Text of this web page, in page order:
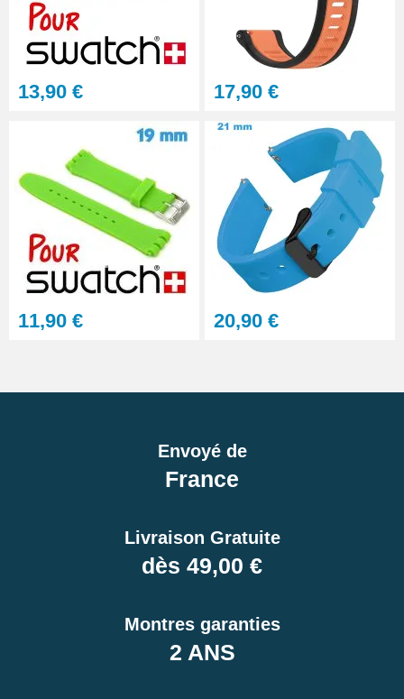
13,90 € 17,90 €
11,90 € 20,90 €
Envoyé de
France
Livraison Gratuite
dès 49,00 €
Montres garanties
2 ANS